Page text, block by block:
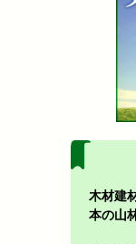
木材建
本の山